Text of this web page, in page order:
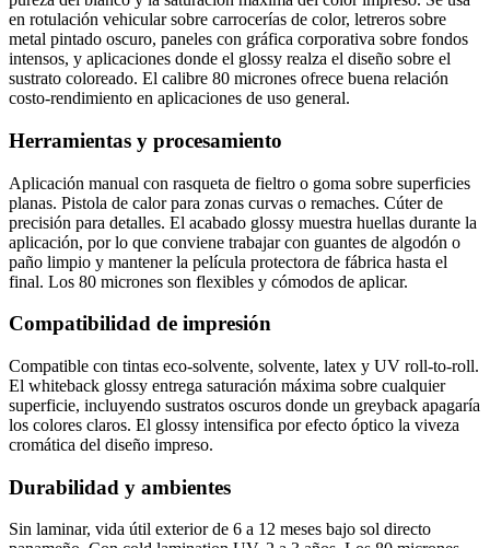
en rotulación vehicular sobre carrocerías de color, letreros sobre
metal pintado oscuro, paneles con gráfica corporativa sobre fondos
intensos, y aplicaciones donde el glossy realza el diseño sobre el
sustrato coloreado. El calibre 80 micrones ofrece buena relación
costo-rendimiento en aplicaciones de uso general.
Herramientas y procesamiento
Aplicación manual con rasqueta de fieltro o goma sobre superficies
planas. Pistola de calor para zonas curvas o remaches. Cúter de
precisión para detalles. El acabado glossy muestra huellas durante la
aplicación, por lo que conviene trabajar con guantes de algodón o
paño limpio y mantener la película protectora de fábrica hasta el
final. Los 80 micrones son flexibles y cómodos de aplicar.
Compatibilidad de impresión
Compatible con tintas eco-solvente, solvente, latex y UV roll-to-roll.
El whiteback glossy entrega saturación máxima sobre cualquier
superficie, incluyendo sustratos oscuros donde un greyback apagaría
los colores claros. El glossy intensifica por efecto óptico la viveza
cromática del diseño impreso.
Durabilidad y ambientes
Sin laminar, vida útil exterior de 6 a 12 meses bajo sol directo